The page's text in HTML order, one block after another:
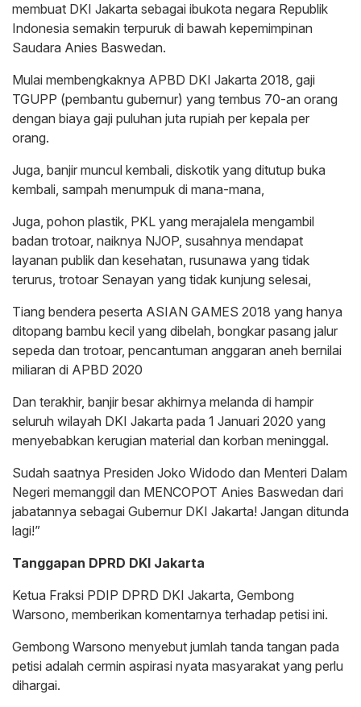
membuat DKI Jakarta sebagai ibukota negara Republik
Indonesia semakin terpuruk di bawah kepemimpinan
Saudara Anies Baswedan.
Mulai membengkaknya APBD DKI Jakarta 2018, gaji
TGUPP (pembantu gubernur) yang tembus 70-an orang
dengan biaya gaji puluhan juta rupiah per kepala per
orang.
Juga, banjir muncul kembali, diskotik yang ditutup buka
kembali, sampah menumpuk di mana-mana,
Juga, pohon plastik, PKL yang merajalela mengambil
badan trotoar, naiknya NJOP, susahnya mendapat
layanan publik dan kesehatan, rusunawa yang tidak
terurus, trotoar Senayan yang tidak kunjung selesai,
Tiang bendera peserta ASIAN GAMES 2018 yang hanya
ditopang bambu kecil yang dibelah, bongkar pasang jalur
sepeda dan trotoar, pencantuman anggaran aneh bernilai
miliaran di APBD 2020
Dan terakhir, banjir besar akhirnya melanda di hampir
seluruh wilayah DKI Jakarta pada 1 Januari 2020 yang
menyebabkan kerugian material dan korban meninggal.
Sudah saatnya Presiden Joko Widodo dan Menteri Dalam
Negeri memanggil dan MENCOPOT Anies Baswedan dari
jabatannya sebagai Gubernur DKI Jakarta! Jangan ditunda
lagi!”
Tanggapan DPRD DKI Jakarta
Ketua Fraksi PDIP DPRD DKI Jakarta, Gembong
Warsono, memberikan komentarnya terhadap petisi ini.
Gembong Warsono menyebut jumlah tanda tangan pada
petisi adalah cermin aspirasi nyata masyarakat yang perlu
dihargai.